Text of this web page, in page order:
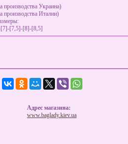
производства Украина)
производства Италии)
[7,5]-[8]-[8,5]
Адрес магазина:
www.baglady.kiev.ua